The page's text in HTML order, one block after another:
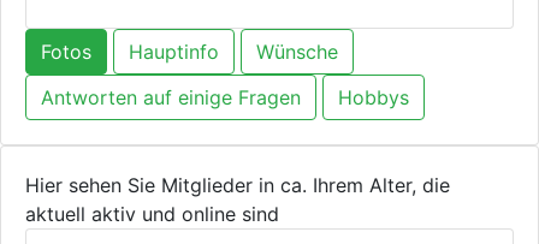
Fotos Hauptinfo
Wünsche
Antworten auf einige Fragen
Hobbys
Hier sehen Sie Mitglieder in ca. Ihrem Alter, die
aktuell aktiv und online sind